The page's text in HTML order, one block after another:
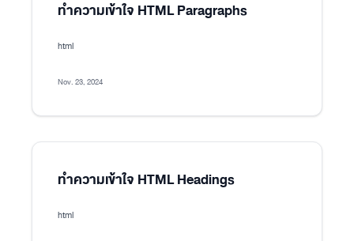
ทำความเข้าใจ HTML Paragraphs
html
Nov. 23, 2024
ทำความเข้าใจ HTML Headings
html